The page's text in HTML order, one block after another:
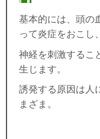
基本的には、頭の
って炎症をおこし
神経を刺激するこ
生じます。
誘発する原因は人
まざま。